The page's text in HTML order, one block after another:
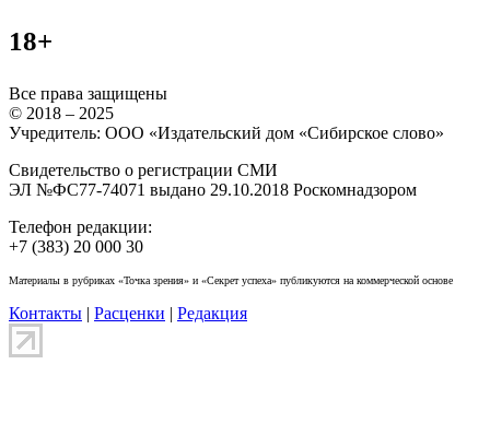
18+
Все права защищены
© 2018 – 2025
Учредитель: ООО «Издательский дом «Сибирское слово»
Свидетельство о регистрации СМИ
ЭЛ №ФС77-74071 выдано 29.10.2018 Роскомнадзором
Телефон редакции:
+7 (383) 20 000 30
Материалы в рубриках «Точка зрения» и «Секрет успеха» публикуются на коммерческой основе
Контакты | Расценки | Редакция